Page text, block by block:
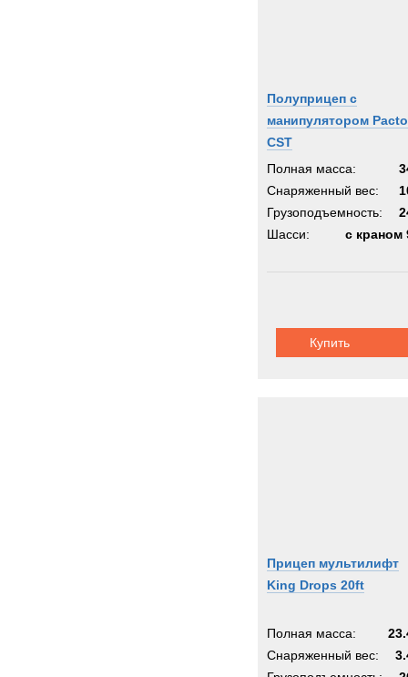
Полуприцеп с
манипулятором
CST
Полная масса:
Снаряженный вес:
Грузоподъемность:
Шасси:
с краном
Купить
Прицеп мультилифт
King Drops 20ft
Полная масса:
Снаряженный вес: